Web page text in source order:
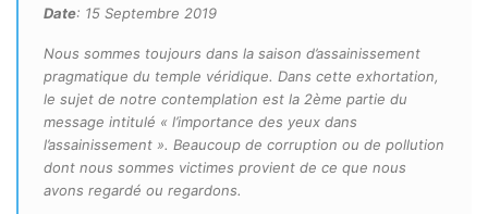
Date: 15 Septembre 2019
Nous sommes toujours dans la saison d’assainissement
pragmatique du temple véridique. Dans cette exhortation,
le sujet de notre contemplation est la 2ème partie du
message intitulé « l’importance des yeux dans
l’assainissement ». Beaucoup de corruption ou de pollution
dont nous sommes victimes provient de ce que nous
avons regardé ou regardons.